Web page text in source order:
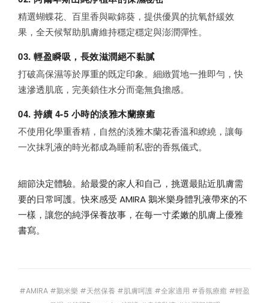
精選蝴蝶花、百里香與歐錦葵，提供優異的抗氧舒緩效
果，全天候幫助肌膚維持穩定穩定與澎潤彈性。
03. 輕盈瞬吸，長效滋潤絕不黏膩
打破高保濕等於厚重的既定印象。細緻質地一推即勻，快
速滲透肌底，完美鎖住水分而毫無負擔感。
04. 持續 4-5 小時的淡雅木蘭療癒
不使用化學重香精，自然的淡雅木蘭花香溫和繚繞，讓每
一次抹乳液的時光都成為睡前私密的香氛儀式。
細節決定體驗。給最愛的家人和自己，挑選最貼近肌膚需
要的日常呵護。快來感受 AMIRA 鵝米樂身體乳液帶來的不
一樣，讓您的純淨保養故事，在每一寸柔嫩的肌膚上優雅
書寫。
#AMIRA #鵝米樂 #天然保養 #肌膚呵護 #全家適用 #香氛療癒 #輕盈